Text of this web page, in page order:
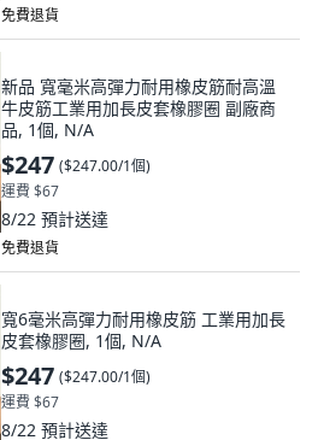
免費退貨
新品 寬毫米高彈力耐用橡皮筋耐高溫
牛皮筋工業用加長皮套橡膠圈 副廠商
品, 1個, N/A
$247 ($247.00/1個)
運費 $67
8/22 預計送達
免費退貨
寬6毫米高彈力耐用橡皮筋 工業用加長
皮套橡膠圈, 1個, N/A
$247 ($247.00/1個)
運費 $67
8/22 預計送達